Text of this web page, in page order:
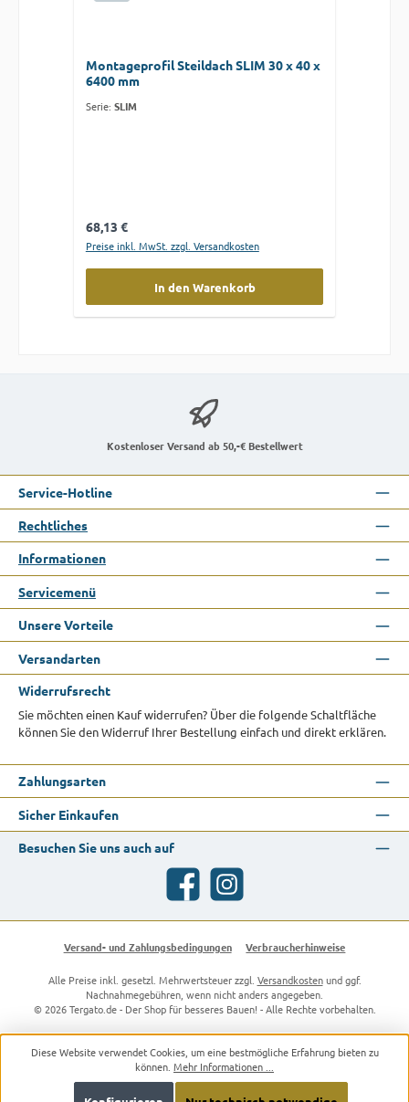
Montageprofil Steildach SLIM 30 x 40 x
6400 mm
Serie: SLIM
Regulärer Preis:
68,13 €
Preise inkl. MwSt. zzgl. Versandkosten
In den Warenkorb
Kostenloser Versand ab 50,-€ Bestellwert
Service-Hotline
Rechtliches
Informationen
Servicemenü
Unsere Vorteile
Versandarten
Widerrufsrecht
Sie möchten einen Kauf widerrufen? Über die folgende Schaltfläche
können Sie den Widerruf Ihrer Bestellung einfach und direkt erklären.
Zahlungsarten
Sicher Einkaufen
Besuchen Sie uns auch auf
Facebook Instagram
Versand- und Zahlungsbedingungen Verbraucherhinweise
Alle Preise inkl. gesetzl. Mehrwertsteuer zzgl. Versandkostenund ggf.
Nachnahmegebühren, wenn nicht anders angegeben.
© 2026 Tergato.de - Der Shop für besseres Bauen! - Alle Rechte vorbehalten.
Diese Website verwendet Cookies, um eine bestmögliche Erfahrung bieten zu
können. Mehr Informationen ...